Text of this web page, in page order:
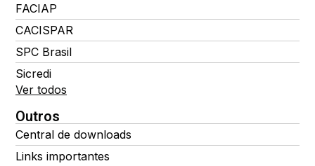
FACIAP
CACISPAR
SPC Brasil
Sicredi
Ver todos
Outros
Central de downloads
Links importantes